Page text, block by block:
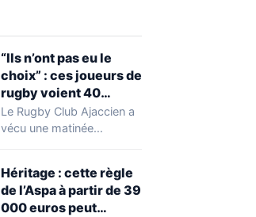
“Ils n’ont pas eu le
choix” : ces joueurs de
rugby voient 40
caravanes de gens du
voyage s’installer
heure
Le Rugby Club Ajaccien a
vécu une matinée
découverte d'une…
Héritage : cette règle
de l’Aspa à partir de 39
000 euros peut